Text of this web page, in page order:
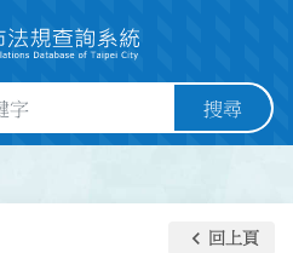
搜尋
keyboard_arrow_left 回上頁